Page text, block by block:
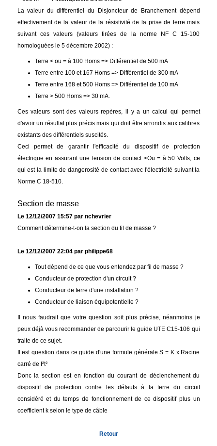
La valeur du différentiel du Disjoncteur de Branchement dépend
effectivement de la valeur de la résistivité de la prise de terre mais
suivant ces valeurs (valeurs tirées de la norme NF C 15-100
homologuées le 5 décembre 2002) :
Terre < ou = à 100 Homs => Différentiel de 500 mA
Terre entre 100 et 167 Homs => Différentiel de 300 mA
Terre entre 168 et 500 Homs => Différentiel de 100 mA
Terre > 500 Homs => 30 mA.
Ces valeurs sont des valeurs repères, il y a un calcul qui permet
d'avoir un résultat plus précis mais qui doit être arrondis aux calibres
existants des différentiels suscités.
Ceci permet de garantir l'efficacité du dispositif de protection
électrique en assurant une tension de contact <Ou = à 50 Volts, ce
qui est la limite de dangerosité de contact avec l'électricité suivant la
Norme C 18-510.
Section de masse
Le 12/12/2007 15:57 par nchevrier
Comment détermine-t-on la section du fil de masse ?
Le 12/12/2007 22:04 par philippe68
Tout dépend de ce que vous entendez par fil de masse ?
Conducteur de protection d'un circuit ?
Conducteur de terre d'une installation ?
Conducteur de liaison équipotentielle ?
Il nous faudrait que votre question soit plus précise, néanmoins je
peux déjà vous recommander de parcourir le guide UTE C15-106 qui
traite de ce sujet.
Il est question dans ce guide d'une formule générale S = K x Racine
carré de I²t²
Donc la section est en fonction du courant de déclenchement du
dispositif de protection contre les défauts à la terre du circuit
considéré et du temps de fonctionnement de ce dispositif plus un
coefficient k selon le type de câble
Retour